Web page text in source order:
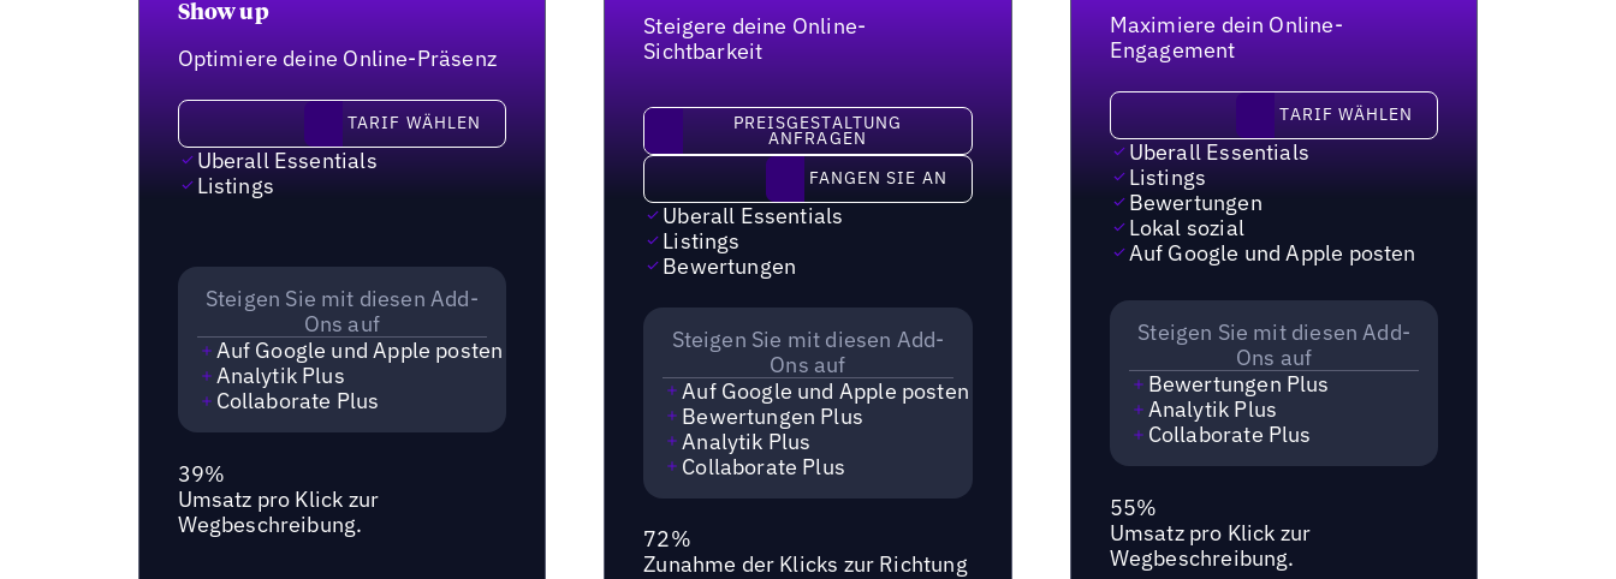
Show up
Optimiere deine Online-Präsenz
Tarif wählen
TARIF WÄHLEN
Uberall Essentials
Listings
Steigen Sie mit diesen Add-
Ons auf
Auf Google und Apple posten
Analytik Plus
Collaborate Plus
39%
Umsatz pro Klick zur
Wegbeschreibung.
Steigere deine Online-
Sichtbarkeit
Preisgestaltung anfragen
PREISGESTALTUNG
ANFRAGEN
Fangen Sie an FANGEN SIE AN
Uberall Essentials
Listings
Bewertungen
Steigen Sie mit diesen Add-
Ons auf
Auf Google und Apple posten
Bewertungen Plus
Analytik Plus
Collaborate Plus
72%
Zunahme der Klicks zur Richtung
Maximiere dein Online-
Engagement
Tarif wählen
TARIF WÄHLEN
Uberall Essentials
Listings
Bewertungen
Lokal sozial
Auf Google und Apple posten
Steigen Sie mit diesen Add-
Ons auf
Bewertungen Plus
Analytik Plus
Collaborate Plus
55%
Umsatz pro Klick zur
Wegbeschreibung.